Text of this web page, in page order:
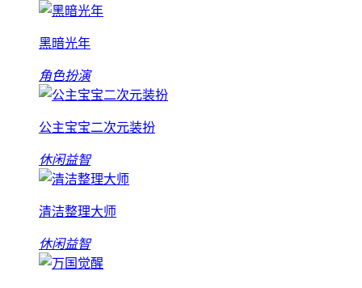
黑暗光年
角色扮演
公主宝宝二次元装扮
休闲益智
清洁整理大师
休闲益智